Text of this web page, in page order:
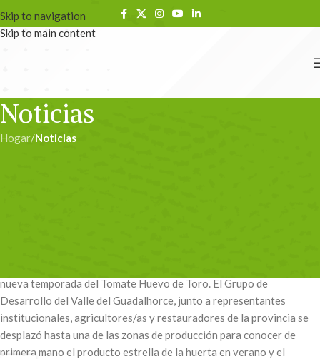
Skip to navigation
Skip to main content
Noticias
Hogar/Noticias
nueva temporada del Tomate Huevo de Toro. El Grupo de
Desarrollo del Valle del Guadalhorce, junto a representantes
institucionales, agricultores/as y restauradores de la provincia se
desplazó hasta una de las zonas de producción para conocer de
primera mano el producto estrella de la huerta en verano y el